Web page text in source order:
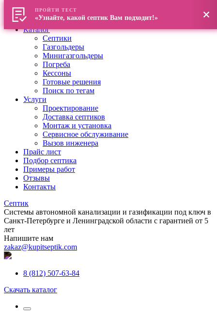
Главная
О компании
Каталог
Септики
Газгольдеры
Минигазгольдеры
Погреба
Кессоны
Готовые решения
Поиск по тегам
Услуги
Проектирование
Доставка септиков
Монтаж и установка
Сервисное обслуживание
Вызов инженера
Прайс лист
Подбор септика
Примеры работ
Отзывы
Контакты
Септик
Системы автономной канализации и газификации под ключ в
Санкт-Петербурге и Ленинградской области с гарантией от 5
лет
Напишите нам
zakaz@kupitseptik.com
8 (812) 507-63-84
Скачать каталог
ПРОЙТИ ТЕСТ
«Узнайте, какой септик Вам подходит!»